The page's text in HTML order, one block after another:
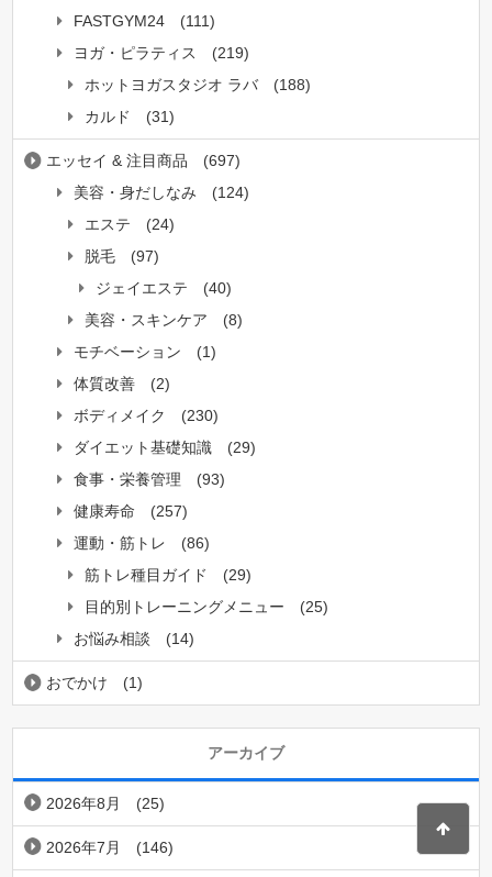
FASTGYM24
(111)
ヨガ・ピラティス
(219)
ホットヨガスタジオ ラバ
(188)
カルド
(31)
エッセイ & 注目商品
(697)
美容・身だしなみ
(124)
エステ
(24)
脱毛
(97)
ジェイエステ
(40)
美容・スキンケア
(8)
モチベーション
(1)
体質改善
(2)
ボディメイク
(230)
ダイエット基礎知識
(29)
食事・栄養管理
(93)
健康寿命
(257)
運動・筋トレ
(86)
筋トレ種目ガイド
(29)
目的別トレーニングメニュー
(25)
お悩み相談
(14)
おでかけ (1)
アーカイブ
2026年8月 (25)
2026年7月 (146)